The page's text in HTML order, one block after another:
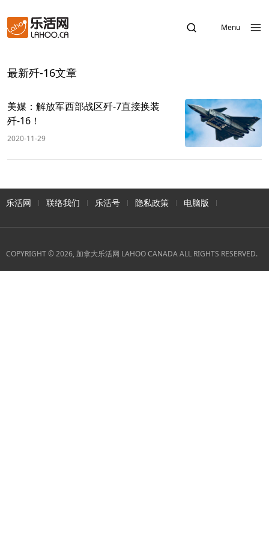
Menu
最新歼-16文章
美媒：解放军西部战区歼-7直接换装
歼-16！
2020-11-29
乐活网 联络我们 乐活号 隐私政策 电脑版
COPYRIGHT © 2026, 加拿大乐活网 LAHOO CANADA ALL RIGHTS RESERVED.